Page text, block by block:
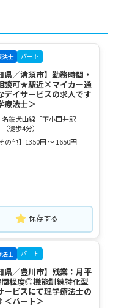
法士 パート
県／清須市】勤務時間・
談可★駅近×マイカー通
デイサービスの求人です
療法士＞
名鉄犬山線「下小田井駅」
（徒歩4分）
の他】1350円 ～ 1650円
保存する
法士 パート
県／豊川市】残業：月平
程度◎機能訓練特化型
ービスにて理学療法士の
パート＞